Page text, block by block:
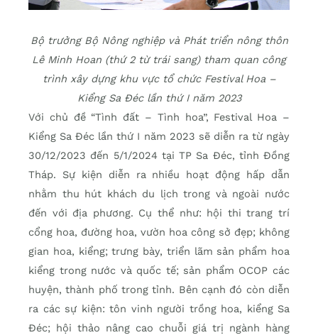
Bộ trưởng Bộ Nông nghiệp và Phát triển nông thôn
Lê Minh Hoan (thứ 2 từ trái sang) tham quan công
trình xây dựng khu vực tổ chức Festival Hoa –
Kiểng Sa Đéc lần thứ I năm 2023
Với chủ đề “Tình đất – Tình hoa”, Festival Hoa –
Kiểng Sa Đéc lần thứ I năm 2023 sẽ diễn ra từ ngày
30/12/2023 đến 5/1/2024 tại TP Sa Đéc, tỉnh Đồng
Tháp. Sự kiện diễn ra nhiều hoạt động hấp dẫn
nhằm thu hút khách du lịch trong và ngoài nước
đến với địa phương. Cụ thể như: hội thi trang trí
cổng hoa, đường hoa, vườn hoa công sở đẹp; không
gian hoa, kiểng; trưng bày, triển lãm sản phẩm hoa
kiểng trong nước và quốc tế; sản phẩm OCOP các
huyện, thành phố trong tỉnh. Bên cạnh đó còn diễn
ra các sự kiện: tôn vinh người trồng hoa, kiểng Sa
Đéc; hội thảo nâng cao chuỗi giá trị ngành hàng